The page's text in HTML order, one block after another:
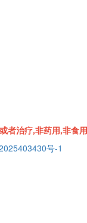
治疗,非药用,非食用
号-1